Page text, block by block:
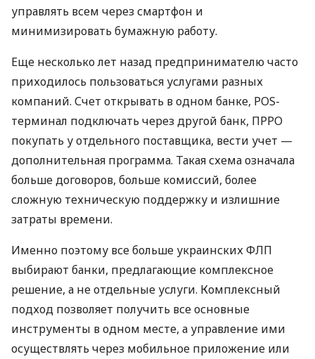
управлять всем через смартфон и
минимизировать бумажную работу.
Еще несколько лет назад предпринимателю часто
приходилось пользоваться услугами разных
компаний. Счет открывать в одном банке, POS-
терминал подключать через другой банк, ПРРО
покупать у отдельного поставщика, вести учет —
дополнительная программа. Такая схема означала
больше договоров, больше комиссий, более
сложную техническую поддержку и излишние
затраты времени.
Именно поэтому все больше украинских ФЛП
выбирают банки, предлагающие комплексное
решение, а не отдельные услуги. Комплексный
подход позволяет получить все основные
инструменты в одном месте, а управление ими
осуществлять через мобильное приложение или